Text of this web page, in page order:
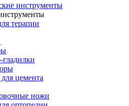
инструменты
терапии
цемента
ножи